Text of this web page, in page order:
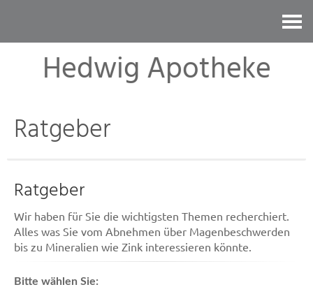
Hedwig Apotheke
Ratgeber
Ratgeber
Wir haben für Sie die wichtigsten Themen recherchiert.
Alles was Sie vom Abnehmen über Magenbeschwerden
bis zu Mineralien wie Zink interessieren könnte.
Bitte wählen Sie: